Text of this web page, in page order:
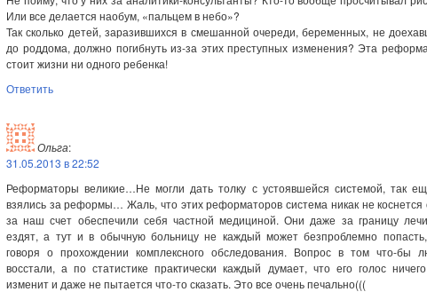
Или все делается наобум, «пальцем в небо»?
Так сколько детей, заразившихся в смешанной очереди, беременных, не
до роддома, должно погибнуть из-за этих преступных изменения? Эта
стоит жизни ни одного ребенка!
Ответить
Ольга:
31.05.2013 в 22:52
Реформаторы великие…Не могли дать толку с устоявшейся системой, так
взялись за реформы… Жаль, что этих реформаторов система никак не коснется
за наш счет обеспечили себя частной медициной. Они даже за границу
ездят, а тут и в обычную больницу не каждый может безпроблемно
говоря о прохождении комплексного обследования. Вопрос в том что-бы
восстали, а по статистике практически каждый думает, что его голос
изменит и даже не пытается что-то сказать. Это все очень печально(((